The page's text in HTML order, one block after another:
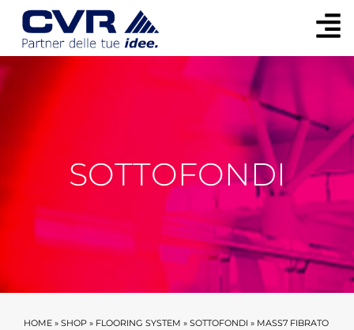
SOTTOFONDI
HOME » SHOP » FLOORING SYSTEM » SOTTOFONDI » MASS7 FIBRATO